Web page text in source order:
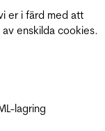
er i färd med att
enskilda cookies.
lagring